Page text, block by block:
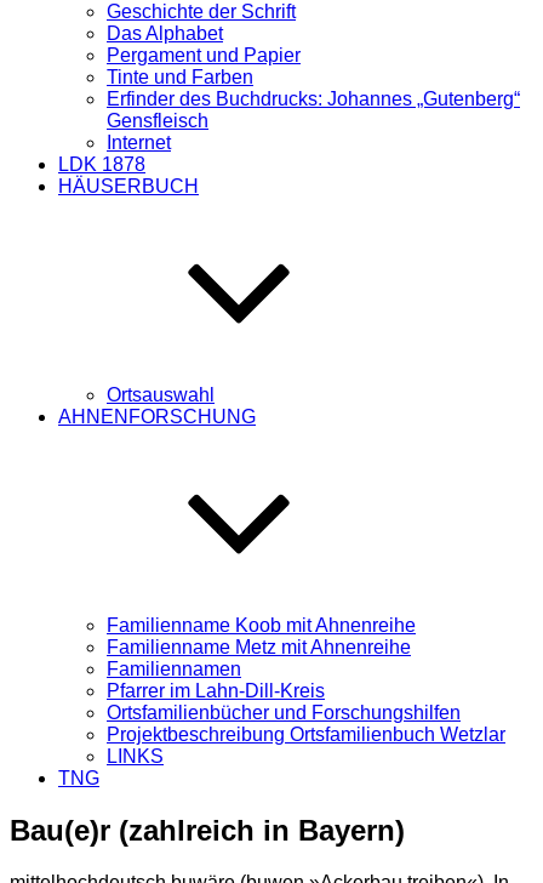
Geschichte der Schrift
Das Alphabet
Pergament und Papier
Tinte und Farben
Erfinder des Buchdrucks: Johannes „Gutenberg“
Gensfleisch
Internet
LDK 1878
HÄUSERBUCH
Ortsauswahl
AHNENFORSCHUNG
Familienname Koob mit Ahnenreihe
Familienname Metz mit Ahnenreihe
Familiennamen
Pfarrer im Lahn-Dill-Kreis
Ortsfamilienbücher und Forschungshilfen
Projektbeschreibung Ortsfamilienbuch Wetzlar
LINKS
TNG
Bau(e)r (zahlreich in Bayern)